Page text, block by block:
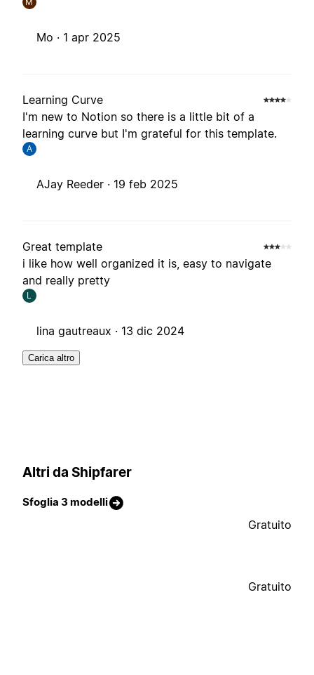
Mo · 1 apr 2025
Learning Curve
I'm new to Notion so there is a little bit of a
learning curve but I'm grateful for this template.
A
AJay Reeder · 19 feb 2025
Great template
i like how well organized it is, easy to navigate
and really pretty
L
lina gautreaux · 13 dic 2024
Carica altro
Altri da Shipfarer
Sfoglia 3 modelli
Gratuito
Gratuito